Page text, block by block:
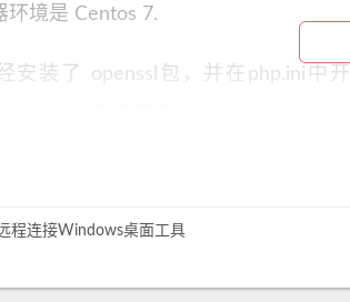
环境是 Centos 7.
安装了 openssl包，并在php.ini中
etc/pki/tls/certs/ca-
不确定php的配置文件位置，最好用
程连接Windows桌面工具